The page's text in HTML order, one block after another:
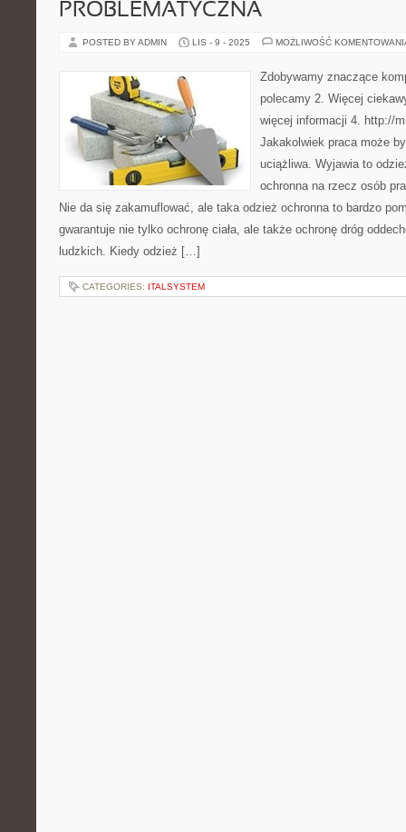
PROBLEMATYCZNA
POSTED BY ADMIN LIS - 9 - 2025 MOŻLIWOŚĆ
Zdobywamy znaczące
polecamy 2. Więcej
więcej informacji 4. http://
Jakakolwiek praca może
uciążliwa. Wyjawia to
ochronna na rzecz osób
Nie da się zakamuflować, ale taka odzież ochronna to bardzo
gwarantuje nie tylko ochronę ciała, ale także ochronę dróg
ludzkich. Kiedy odzież […]
CATEGORIES: ITALSYSTEM